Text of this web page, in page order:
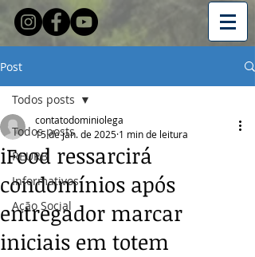
Post
Todos posts
REURB
Informativos
Ação Social
Todos posts
iFood ressarcirá
condomínios após
entregador marcar
iniciais em totem
contatodominiolega
15 de jan. de 2025 1 min de leitura